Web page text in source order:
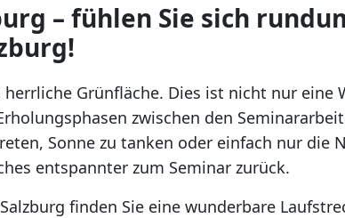
– fühlen Sie sich
Grünfläche. Dies ist nicht nur eine
zwischen den
Sonne zu tanken oder einfach nur die
entspannter zum Seminar zurück.
finden Sie eine wunderbare